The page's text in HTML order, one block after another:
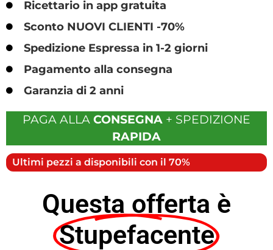
Ricettario in app gratuita
Sconto NUOVI CLIENTI -70%
Spedizione Espressa in 1-2 giorni
Pagamento alla consegna
Garanzia di 2 anni
PAGA ALLA CONSEGNA + SPEDIZIONE
RAPIDA
Ultimi pezzi a disponibili con il 70%
Questa offerta è
Stupefacente